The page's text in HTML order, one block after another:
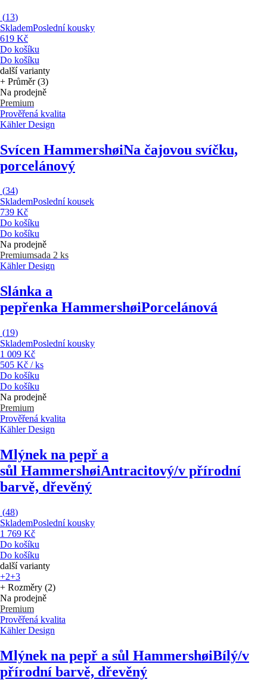
(13)
SklademPoslední kousky
619 Kč
Do košíku
Do košíku
další varianty
+ Průměr (3)
Na prodejně
Premium
Prověřená kvalita
Kähler Design
Svícen HammershøiNa čajovou svíčku,
porcelánový
(34)
SklademPoslední kousek
739 Kč
Do košíku
Do košíku
Na prodejně
Premiumsada 2 ks
Kähler Design
Slánka a
pepřenka HammershøiPorcelánová
(19)
SklademPoslední kousky
1 009 Kč
505 Kč / ks
Do košíku
Do košíku
Na prodejně
Premium
Prověřená kvalita
Kähler Design
Mlýnek na pepř a
sůl HammershøiAntracitový/v přírodní
barvě, dřevěný
(48)
SklademPoslední kousky
1 769 Kč
Do košíku
Do košíku
další varianty
+2+3
+ Rozměry (2)
Na prodejně
Premium
Prověřená kvalita
Kähler Design
Mlýnek na pepř a sůl HammershøiBílý/v
přírodní barvě, dřevěný